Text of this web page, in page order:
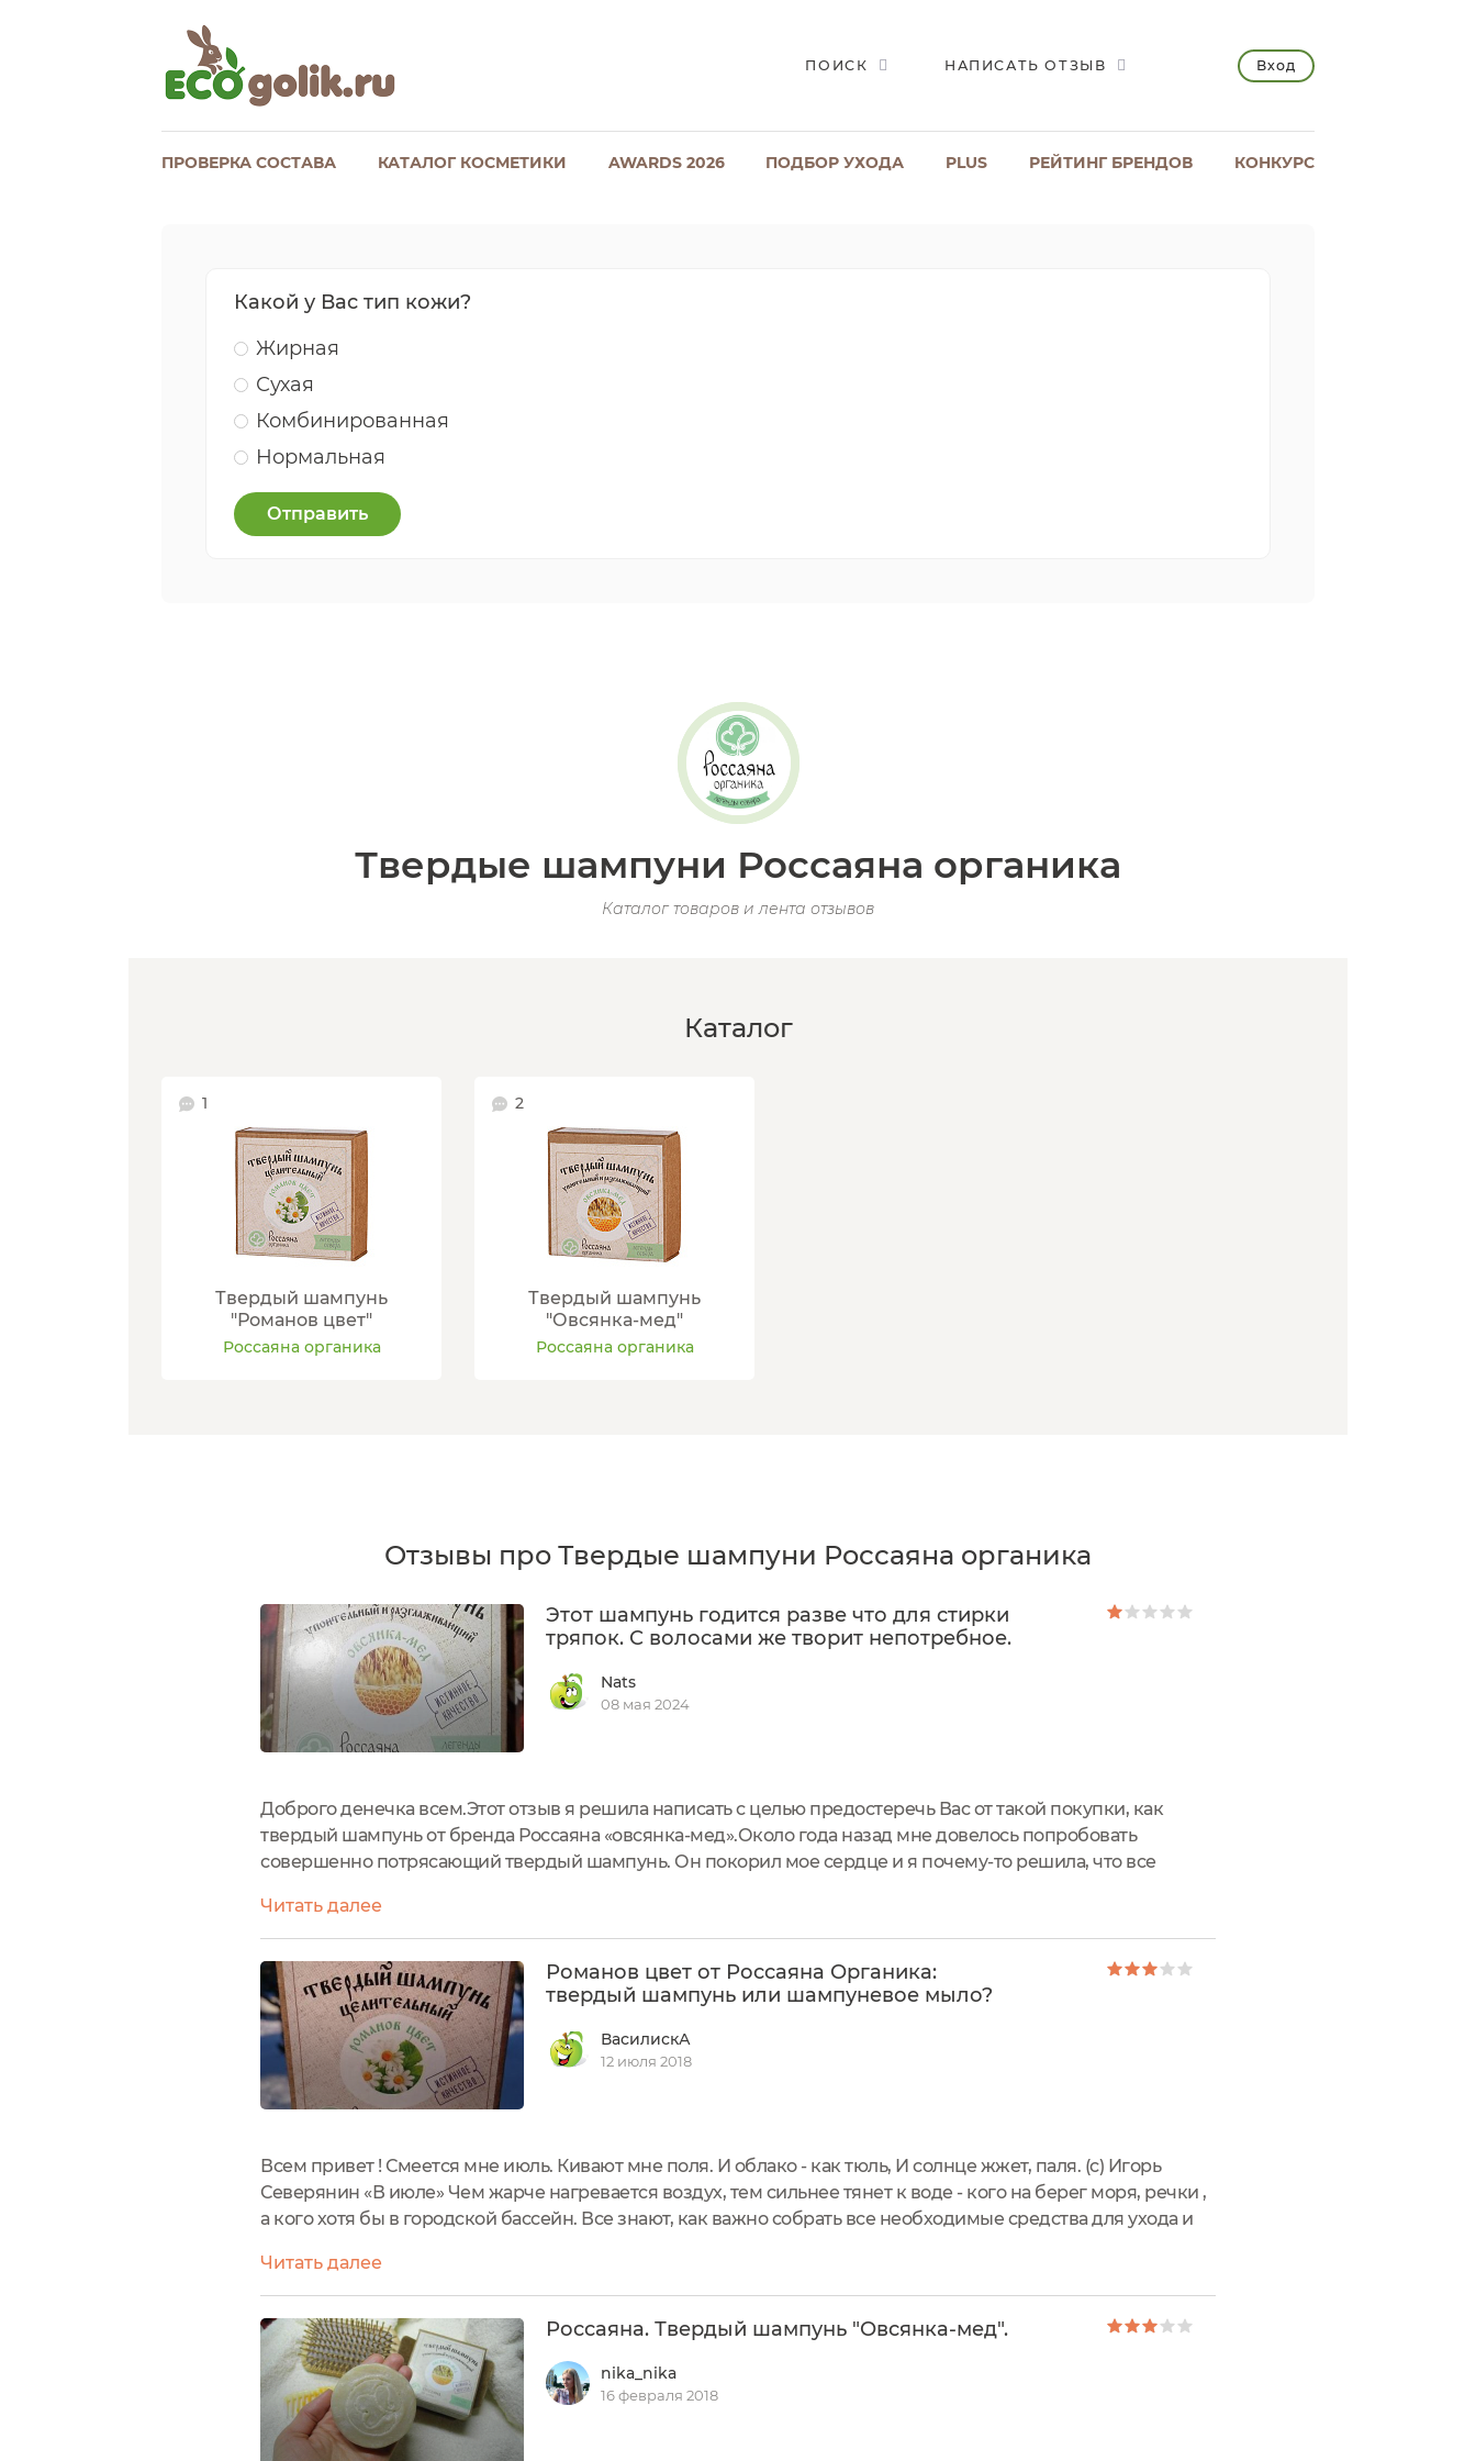
ПОИСК НАПИСАТЬ ОТЗЫВ Вход
ПРОВЕРКА СОСТАВА КАТАЛОГ КОСМЕТИКИ AWARDS 2026 ПОДБОР УХОДА PLUS РЕЙТИНГ БРЕНДОВ КОНКУРС
Какой у Вас тип кожи?
Жирная
Сухая
Комбинированная
Нормальная
Отправить
Твердые шампуни Россаяна органика
Каталог товаров и лента отзывов
Каталог
1
Твердый шампунь
"Романов цвет"
Россаяна органика
2
Твердый шампунь
"Овсянка-мед"
Россаяна органика
Отзывы про Твердые шампуни Россаяна органика
Этот шампунь годится разве что для стирки
тряпок. С волосами же творит непотребное.
Nats
08 мая 2024
Доброго денечка всем.Этот отзыв я решила написать с целью предостеречь Вас от такой покупки, как
твердый шампунь от бренда Россаяна «овсянка-мед».Около года назад мне довелось попробовать
совершенно потрясающий твердый шампунь. Он покорил мое сердце и я почему-то решила, что все
небезграничной любви к шампуням...
Читать далее
Романов цвет от Россаяна Органика:
твердый шампунь или шампуневое мыло?
ВасилискА
12 июля 2018
Всем привет ! Смеется мне июль. Кивают мне поля. И облако - как тюль, И солнце жжет, паля. (с) Игорь
Северянин «В июле» Чем жарче нагревается воздух, тем сильнее тянет к воде - кого на берег моря, речки ,
а кого хотя бы в городской бассейн. Все знают, как важно собрать все необходимые средства для ухода и
Читать далее
Россаяна. Твердый шампунь "Овсянка-мед".
nika_nika
16 февраля 2018